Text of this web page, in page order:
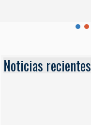
Noticias recientes